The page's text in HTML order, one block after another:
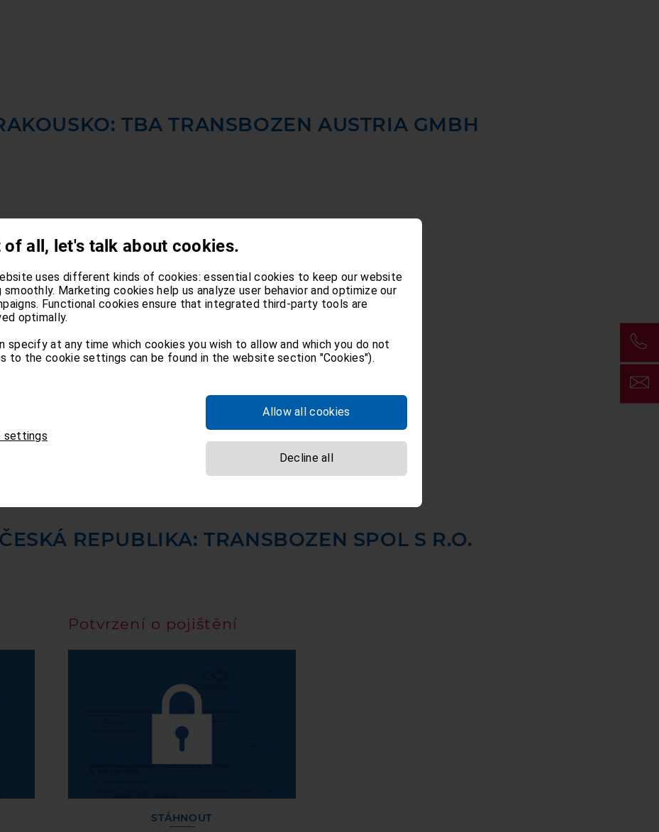
TBA TRANSBOZEN AUSTRIA GMBH
REPUBLIKA: TRANSBOZEN SPOL S R.O.
Potvrzení o pojištění
STÁHNOUT
of all, let's talk about cookies.
uses different kinds of cookies: essential cookies to keep our website
smoothly. Marketing cookies help us analyze user behavior and optimize our
Functional cookies ensure that integrated third-party tools are
optimally.
specify at any time which cookies you wish to allow and which you do not
to the cookie settings can be found in the website section "Cookies").
settings
Allow all cookies
Decline all